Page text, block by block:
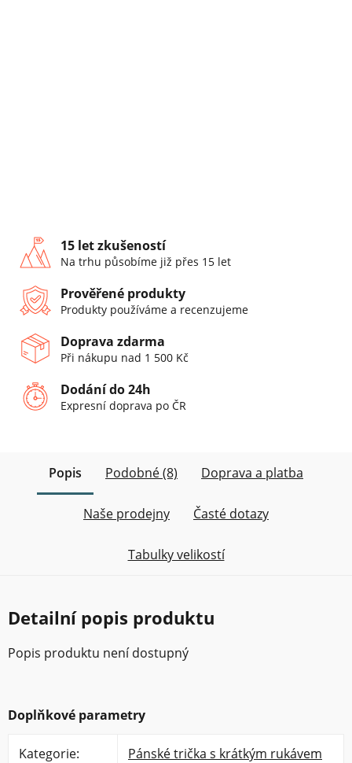
15 let zkušeností
Na trhu působíme již přes 15 let
Prověřené produkty
Produkty používáme a recenzujeme
Doprava zdarma
Při nákupu nad 1 500 Kč
Dodání do 24h
Expresní doprava po ČR
Popis Podobné (8) Doprava a platba
Naše prodejny Časté dotazy
Tabulky velikostí
Detailní popis produktu
Popis produktu není dostupný
Doplňkové parametry
Kategorie: Pánské trička s krátkým rukávem